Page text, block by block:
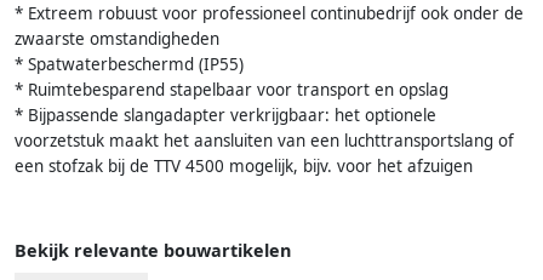
* Extreem robuust voor professioneel continubedrijf ook onder de
zwaarste omstandigheden
* Spatwaterbeschermd (IP55)
* Ruimtebesparend stapelbaar voor transport en opslag
* Bijpassende slangadapter verkrijgbaar: het optionele
voorzetstuk maakt het aansluiten van een luchttransportslang of
een stofzak bij de TTV 4500 mogelijk, bijv. voor het afzuigen
Bekijk relevante bouwartikelen